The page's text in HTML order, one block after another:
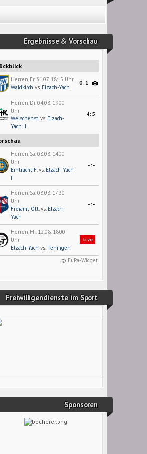
Ergebnisse & Vorschau
Herren, Fr. 31.07. 18:15 Uhr
Waldkirch vs. Elzach-Yach
0:1
Herren, Di. 04.08. 19:00
Uhr
Welschenst.vs. Elzach-
Yach II
4:5
Herren, Sa. 08.08. 14:00
Uhr
Eintracht F.vs. Elzach-Yach
II
-:-
Herren, Sa. 08.08. 17:30
Uhr
Freiamt-Ott.vs. Elzach-
Yach
-:-
Herren, Mi. 12.08. 18:00
Uhr
Elzach-Yach vs.Teningen
live
© FuPa-Widget
Freiwilligendienste im Sport
Sponsoren